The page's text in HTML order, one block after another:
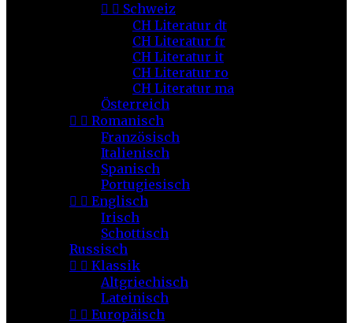
  Schweiz
CH Literatur dt
CH Literatur fr
CH Literatur it
CH Literatur ro
CH Literatur ma
Österreich
  Romanisch
Französisch
Italienisch
Spanisch
Portugiesisch
  Englisch
Irisch
Schottisch
Russisch
  Klassik
Altgriechisch
Lateinisch
  Europäisch